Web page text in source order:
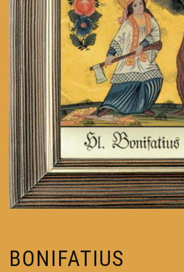
BONIFATIUS